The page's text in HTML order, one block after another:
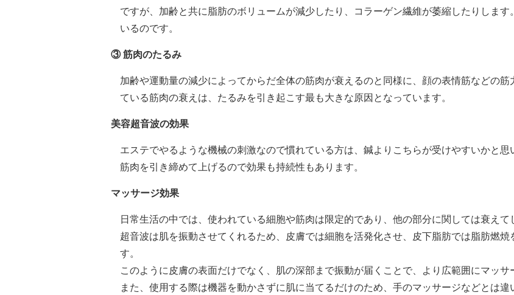
ですが、加齢と共に脂肪のボリュームが減少したり、コラーゲン繊維が萎縮したりしま
いるのです。
③ 筋肉のたるみ
加齢や運動量の減少によってからだ全体の筋肉が衰えるのと同様に、顔の表情筋などの筋
ている筋肉の衰えは、たるみを引き起こす最も大きな原因となっています。
美容超音波の効果
エステでやるような機械の刺激なので慣れている方は、鍼よりこちらが受けやすいかと思
筋肉を引き締めて上げるので効果も持続性もあります。
マッサージ効果
日常生活の中では、使われている細胞や筋肉は限定的であり、他の部分に関しては衰えて
超音波は肌を振動させてくれるため、皮膚では細胞を活発化させ、皮下脂肪では脂肪燃
す。
このように皮膚の表面だけでなく、肌の深部まで振動が届くことで、より広範囲にマッサ
また、使用する際は機器を動かさずに肌に当てるだけのため、手のマッサージなどとは